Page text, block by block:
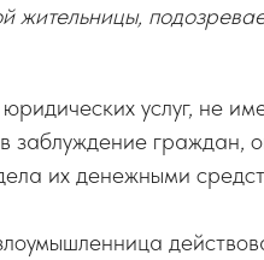
жительницы,
услуг, не
заблуждение граждан,
их денежными